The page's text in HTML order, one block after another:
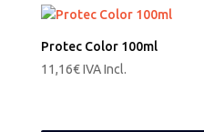
Protec Color 100ml
11,16€ IVA Incl.